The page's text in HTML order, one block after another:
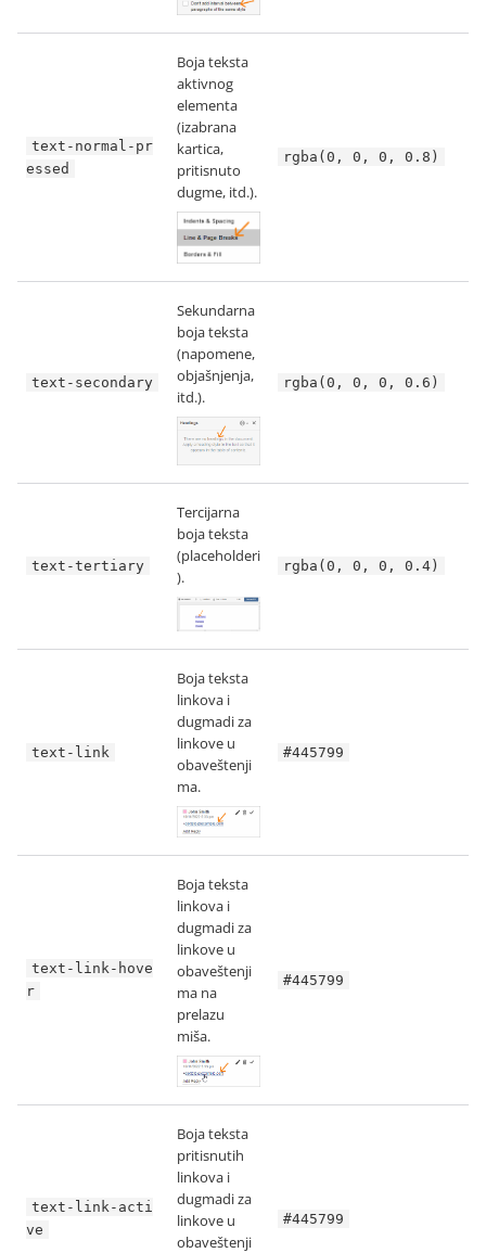
text-normal-pr
essed
Boja teksta
aktivnog
elementa
(izabrana
kartica,
pritisnuto
dugme, itd.).
rgba(0, 0, 0, 0.8)
text-secondary
Sekundarna
boja teksta
(napomene,
objašnjenja,
itd.).
rgba(0, 0, 0, 0.6)
text-tertiary
Tercijarna
boja teksta
(placeholderi
).
rgba(0, 0, 0, 0.4)
text-link
Boja teksta
linkova i
dugmadi za
linkove u
obaveštenji
ma.
#445799
text-link-hove
r
Boja teksta
linkova i
dugmadi za
linkove u
obaveštenji
ma na
prelazu
miša.
#445799
text-link-acti
ve
Boja teksta
pritisnutih
linkova i
dugmadi za
linkove u
obaveštenji
#445799